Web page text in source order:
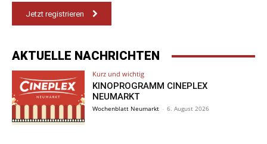
Jetzt registrieren
AKTUELLE NACHRICHTEN
Kurz und wichtig
KINOPROGRAMM CINEPLEX
NEUMARKT
Wochenblatt Neumarkt - 6. August 2026